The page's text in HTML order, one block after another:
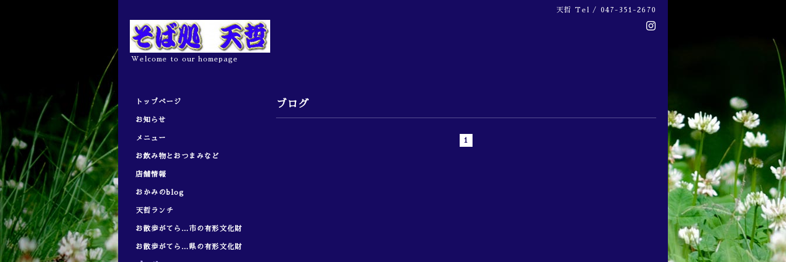
天哲 Tel / 047-351-2670
Welcome to our homepage
ブログ
1
トップページ
お知らせ
メニュー
お飲み物とおつまみなど
店舗情報
おかみのblog
天哲ランチ
お散歩がてら…市の有形文化財
お散歩がてら…県の有形文化財